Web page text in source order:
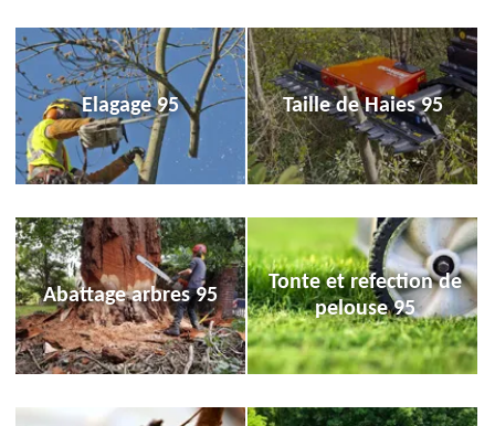
Elagage 95 Taille de Haies 95
Abattage arbres 95
Tonte et refection de
pelouse 95